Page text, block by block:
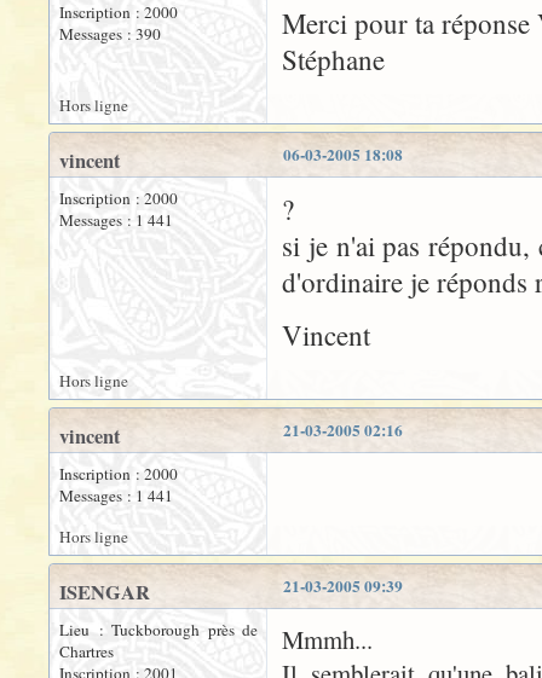
Inscription : 2000
Messages : 390
Merci pour ta réponse
Stéphane
Hors ligne
06-03-2005 18:08
vincent
Inscription : 2000
Messages : 1 441
?
si je n'ai pas répondu,
d'ordinaire je réponds
Vincent
Hors ligne
21-03-2005 02:16
vincent
Inscription : 2000
Messages : 1 441
Hors ligne
21-03-2005 09:39
ISENGAR
Lieu : Tuckborough près de
Chartres
Inscription : 2001
Mmmh...